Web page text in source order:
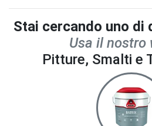
Stai cercando uno di
Usa il nostro
Pitture, Smalti e